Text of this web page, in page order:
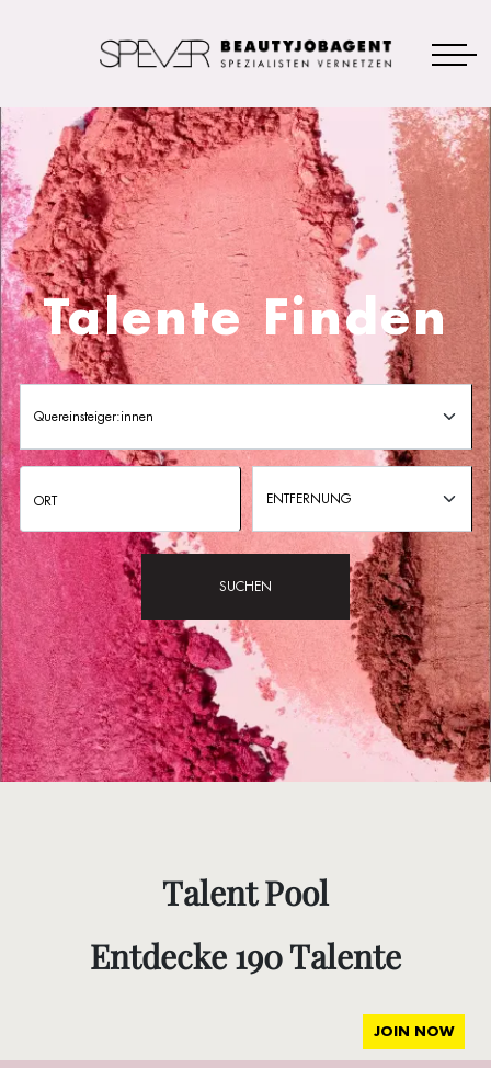
Talente Finden
Quereinsteiger:innen
ENTFERNUNG
SUCHEN
Talent Pool
Entdecke 190 Talente
JOIN NOW